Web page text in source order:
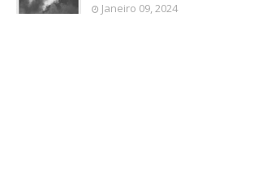
Janeiro 09, 2024